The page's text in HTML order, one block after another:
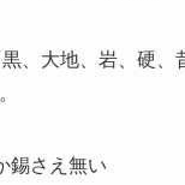
、大地、岩、硬
錫さえ無い